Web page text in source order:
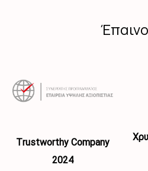
Τrustworthy Company
2024